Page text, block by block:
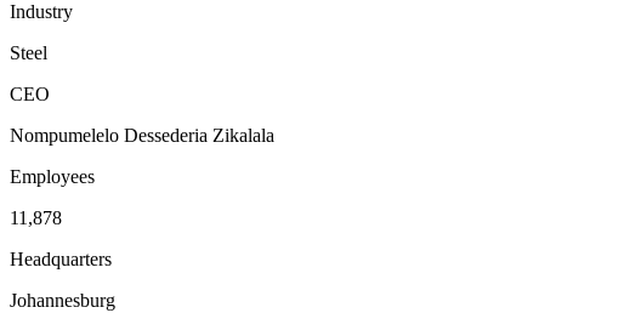
Industry
Steel
CEO
Nompumelelo Dessederia Zikalala
Employees
11,878
Headquarters
Johannesburg